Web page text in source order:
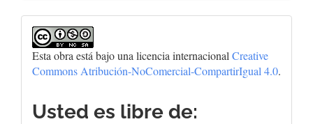
Esta obra está bajo una licencia internacional Creative
Commons Atribución-NoComercial-CompartirIgual 4.0.
Usted es libre de: